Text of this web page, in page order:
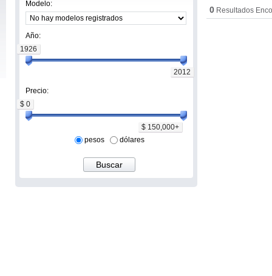
0 Resultados
Modelo:
Año:
1926
2012
Precio:
$ 0
$ 150,000+
pesos
dólares